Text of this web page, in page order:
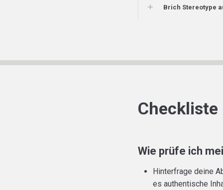
Brich Stereotype
Checkliste
Wie prüfe ich
Hinterfrage deine
es authentische